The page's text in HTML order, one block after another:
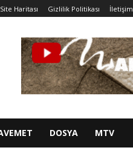
Site Haritası Gizlilik Politikası İletişim
DOSYA MTV